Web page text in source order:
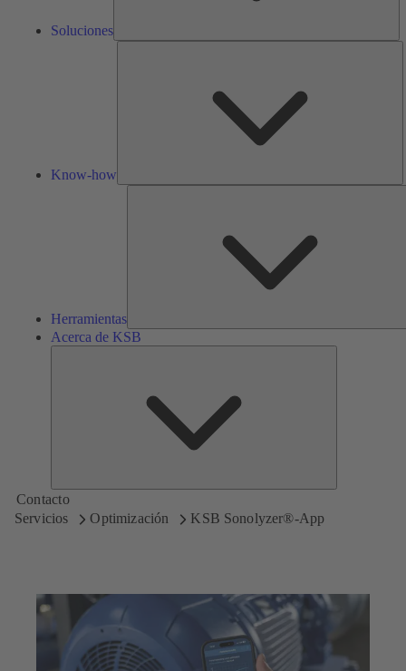
Soluciones
Know-how
Herramientas
Acerca de KSB
Contacto
Servicios
Optimización KSB Sonolyzer®-App